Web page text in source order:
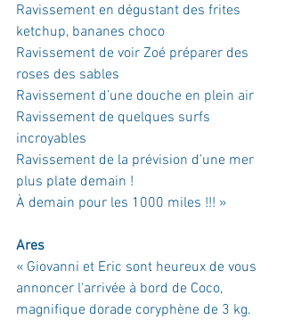
Ravissement en dégustant des frites
ketchup, bananes choco
Ravissement de voir Zoé préparer des
roses des sables
Ravissement d’une douche en plein air
Ravissement de quelques surfs
incroyables
Ravissement de la prévision d’une mer
plus plate demain !
À demain pour les 1000 miles !!! »
Ares
« Giovanni et Eric sont heureux de vous
annoncer l'arrivée à bord de Coco,
magnifique dorade coryphène de 3 kg.